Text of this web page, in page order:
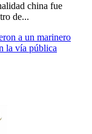
china fue
de...
a un marinero
la vía pública